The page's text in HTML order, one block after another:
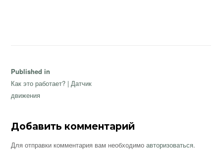
Навигация
по
записям
Published in
Как это работает? | Датчик
движения
Добавить комментарий
Для отправки комментария вам необходимоавторизоваться.